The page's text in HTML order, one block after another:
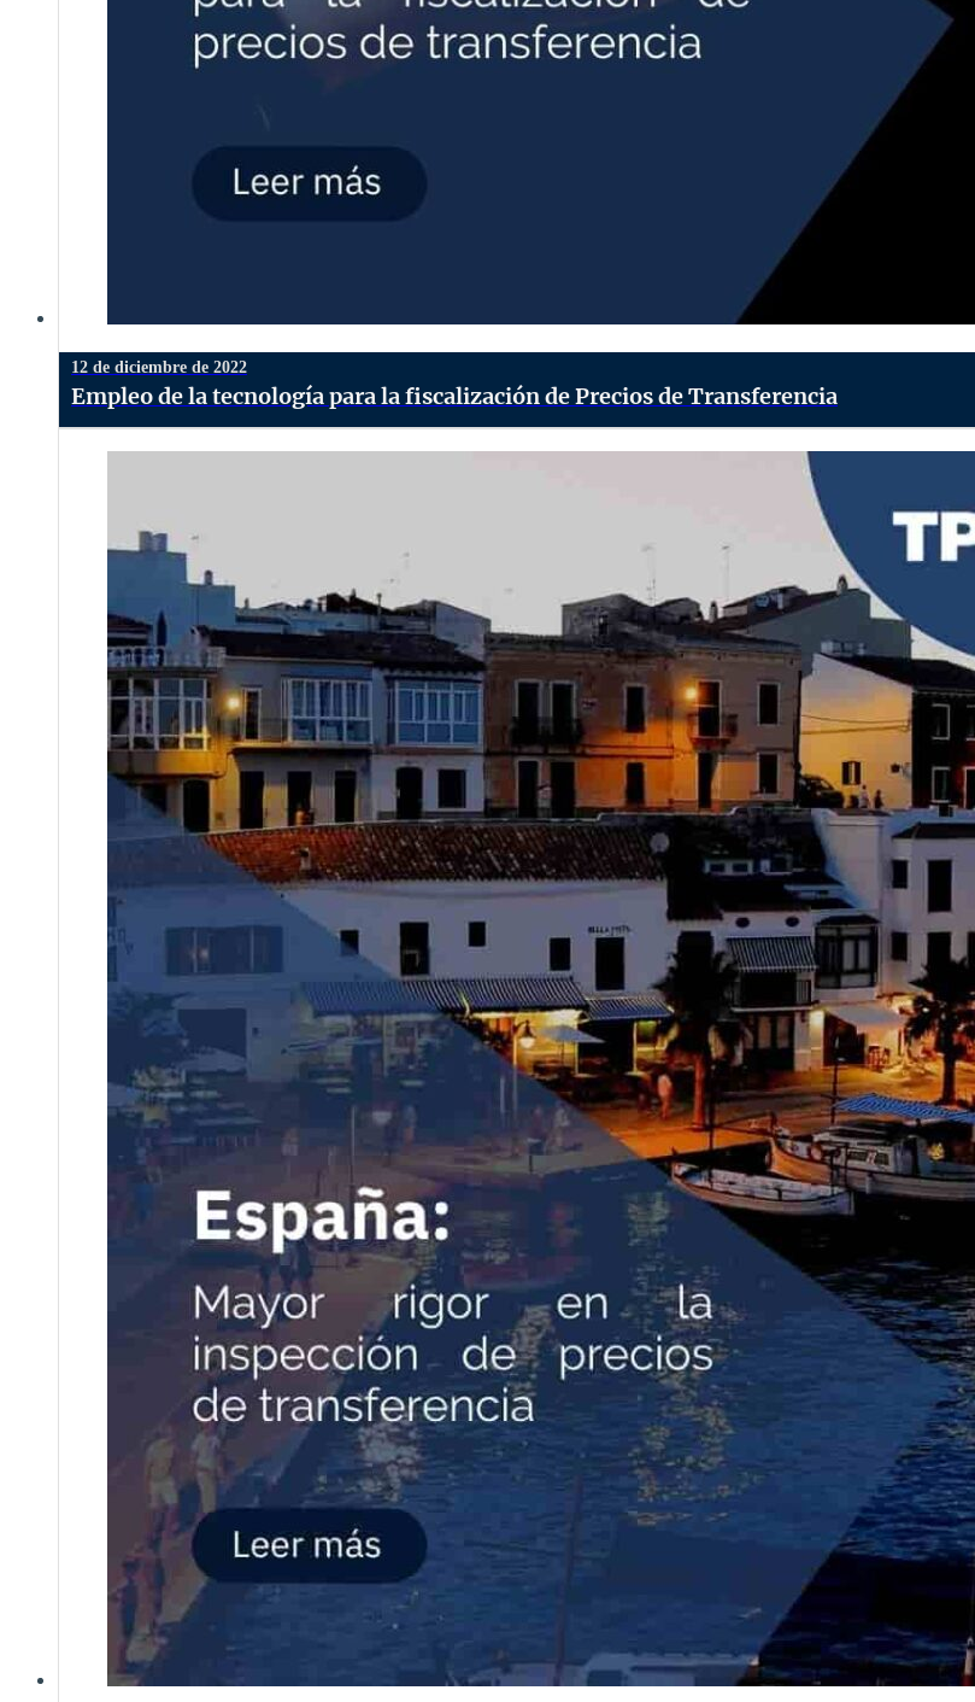
12 de diciembre de 2022
Empleo de la tecnología para la fiscalización de Precios de Transferencia